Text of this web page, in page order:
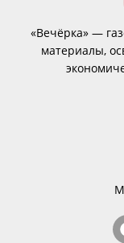
«Вечёрка» —
материалы,